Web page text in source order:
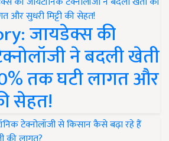
जायडेक्स की
ने बदली खेती
तक घटी लागत और
सेहत!